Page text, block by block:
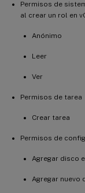
Permisos de
al crear un rol en
Anónimo
Leer
Ver
Permisos de tarea
Crear tarea
Permisos de
Agregar disco
Agregar nuevo